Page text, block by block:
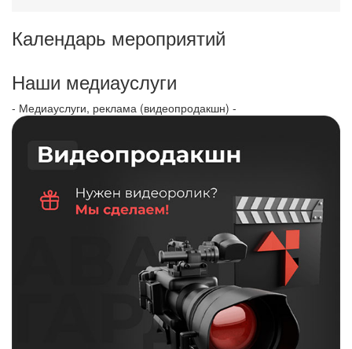
Календарь мероприятий
Наши медиауслуги
- Медиауслуги, реклама (видеопродакшн) -